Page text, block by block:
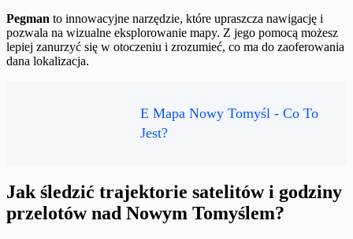
Pegman to innowacyjne narzędzie, które upraszcza nawigację i
pozwala na wizualne eksplorowanie mapy. Z jego pomocą możesz
lepiej zanurzyć się w otoczeniu i zrozumieć, co ma do zaoferowania
dana lokalizacja.
E Mapa Nowy Tomyśl - Co To
Jest?
Jak śledzić trajektorie satelitów i godziny
przelotów nad Nowym Tomyślem?